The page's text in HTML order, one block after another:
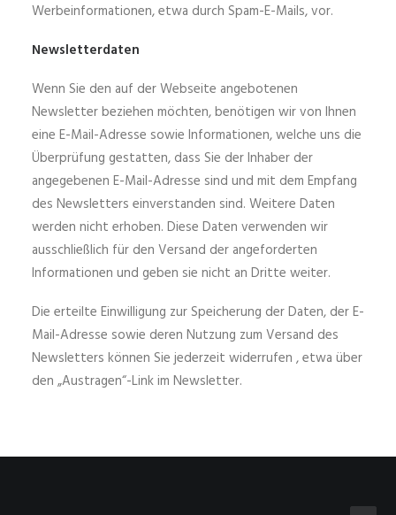
Werbeinformationen, etwa durch Spam-E-Mails, vor.
Newsletterdaten
Wenn Sie den auf der Webseite angebotenen
Newsletter beziehen möchten, benötigen wir von Ihnen
eine E-Mail-Adresse sowie Informationen, welche uns die
Überprüfung gestatten, dass Sie der Inhaber der
angegebenen E-Mail-Adresse sind und mit dem Empfang
des Newsletters einverstanden sind. Weitere Daten
werden nicht erhoben. Diese Daten verwenden wir
ausschließlich für den Versand der angeforderten
Informationen und geben sie nicht an Dritte weiter.
Die erteilte Einwilligung zur Speicherung der Daten, der E-
Mail-Adresse sowie deren Nutzung zum Versand des
Newsletters können Sie jederzeit widerrufen , etwa über
den „Austragen“-Link im Newsletter.